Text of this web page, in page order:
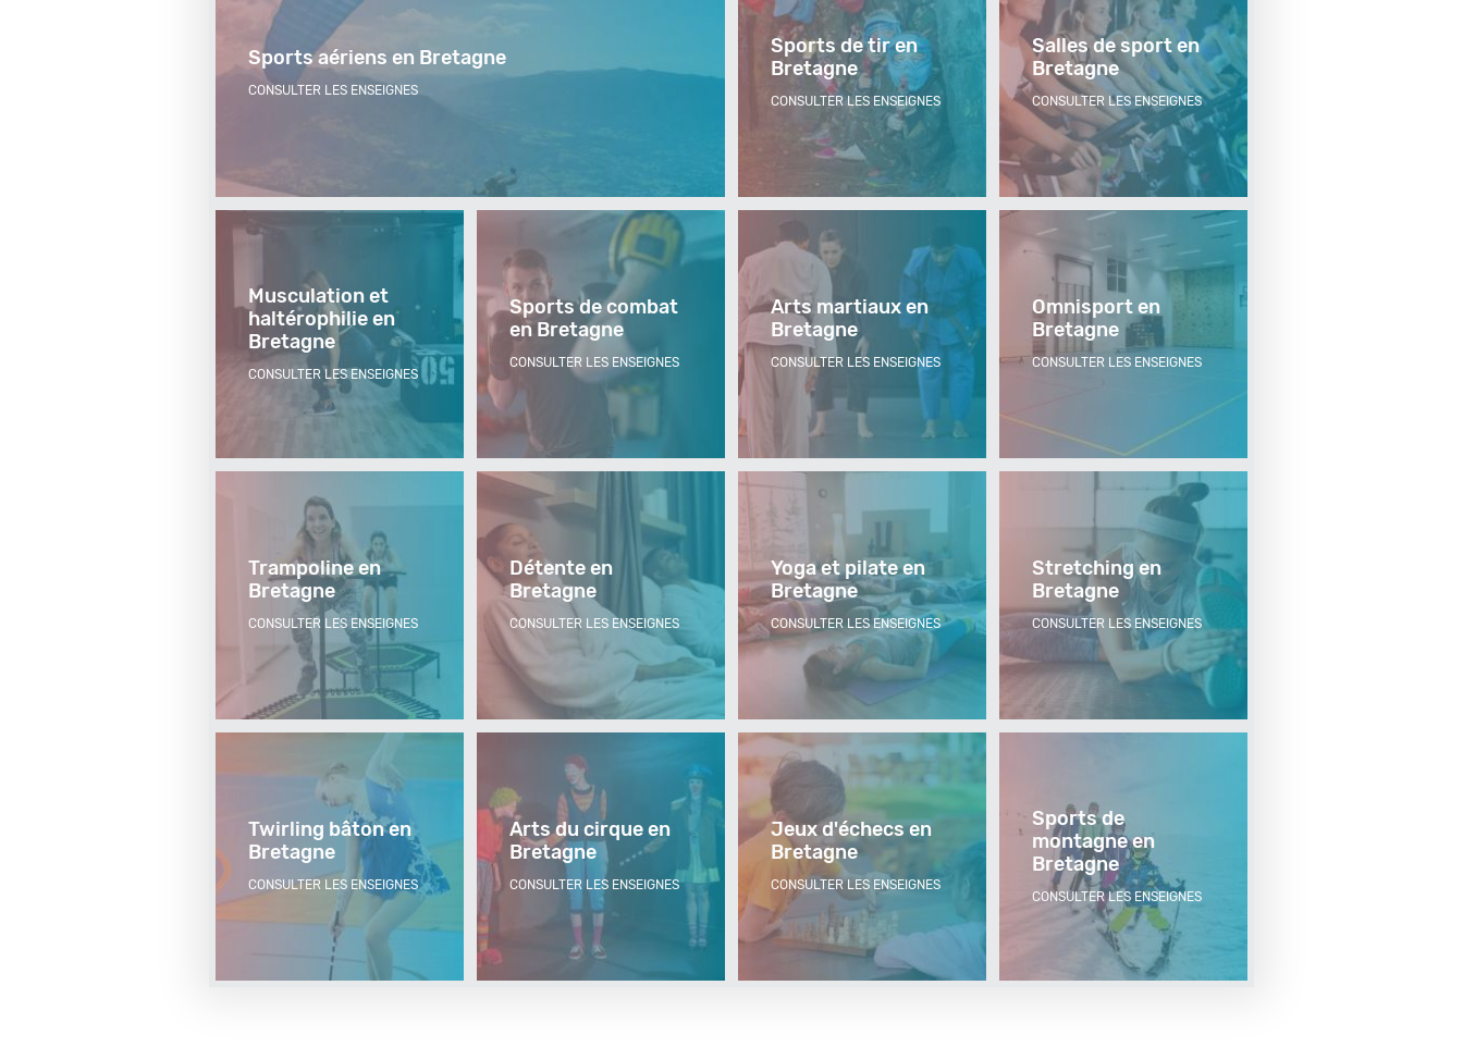
Sports aériens en Bretagne
CONSULTER LES ENSEIGNES
Sports de tir en
Bretagne
CONSULTER LES ENSEIGNES
Salles de sport en
Bretagne
CONSULTER LES ENSEIGNES
Musculation et
haltérophilie en
Bretagne
CONSULTER LES ENSEIGNES
Sports de combat
en Bretagne
CONSULTER LES ENSEIGNES
Arts martiaux en
Bretagne
CONSULTER LES ENSEIGNES
Omnisport en
Bretagne
CONSULTER LES ENSEIGNES
Trampoline en
Bretagne
CONSULTER LES ENSEIGNES
Détente en
Bretagne
CONSULTER LES ENSEIGNES
Yoga et pilate en
Bretagne
CONSULTER LES ENSEIGNES
Stretching en
Bretagne
CONSULTER LES ENSEIGNES
Twirling bâton en
Bretagne
CONSULTER LES ENSEIGNES
Arts du cirque en
Bretagne
CONSULTER LES ENSEIGNES
Jeux d'échecs en
Bretagne
CONSULTER LES ENSEIGNES
Sports de
montagne en
Bretagne
CONSULTER LES ENSEIGNES